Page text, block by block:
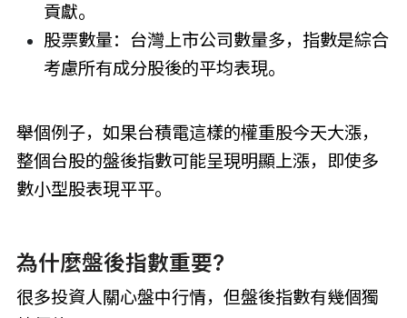
貢獻。
股票數量：台灣上市公司數量多，指數是綜合
考慮所有成分股後的平均表現。
舉個例子，如果台積電這樣的權重股今天大漲，
整個台股的盤後指數可能呈現明顯上漲，即使多
數小型股表現平平。
為什麼盤後指數重要?
很多投資人關心盤中行情，但盤後指數有幾個獨